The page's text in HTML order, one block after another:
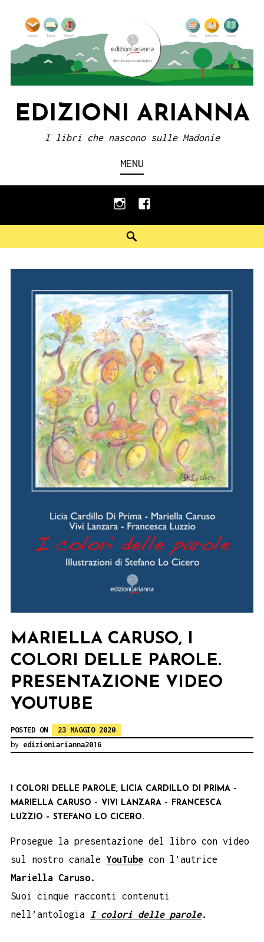
content
EDIZIONI ARIANNA
I libri che nascono sulle Madonie
MENU
instagramfacebook
MARIELLA CARUSO, I
COLORI DELLE PAROLE.
PRESENTAZIONE VIDEO
YOUTUBE
POSTED ON
23 MAGGIO 2020
by edizioniarianna2016
I COLORI DELLE PAROLE, LICIA CARDILLO DI PRIMA –
MARIELLA CARUSO – VIVI LANZARA – FRANCESCA
LUZZIO – STEFANO LO CICERO.
Prosegue la presentazione del libro con video
sul nostro canale YouTube con l’autrice
Mariella Caruso.
Suoi cinque racconti contenuti
nell’antologia I colori delle parole.